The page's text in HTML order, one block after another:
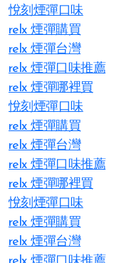
悅刻煙彈口味
relx 煙彈購買
relx 煙彈台灣
relx 煙彈口味推薦
relx 煙彈哪裡買
悅刻煙彈口味
relx 煙彈購買
relx 煙彈台灣
relx 煙彈口味推薦
relx 煙彈哪裡買
悅刻煙彈口味
relx 煙彈購買
relx 煙彈台灣